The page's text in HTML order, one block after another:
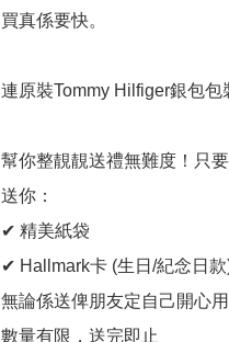
買真係要快。
連原裝Tommy Hilfiger銀包包
幫你整靚靚送禮無難度！只
送你：
✔ 精美紙袋
✔ Hallmark卡 (生日/紀念日
無論係送俾朋友定自己開心
數量有限，送完即止